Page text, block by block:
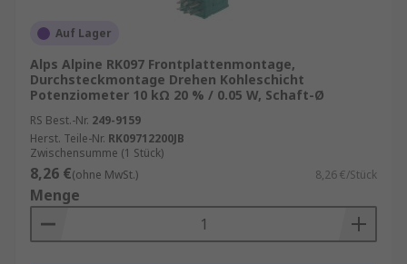
Auf Lager
Alps Alpine RK097 Frontplattenmontage,
Durchsteckmontage Drehen Kohleschicht
Potenziometer 10 kΩ 20 % / 0.05 W, Schaft-Ø
RS Best.-Nr. 249-9159
Herst. Teile-Nr. RK09712200JB
Zwischensumme (1 Stück)
8,26 €(ohne MwSt.) 8,26 €/Stück
Menge